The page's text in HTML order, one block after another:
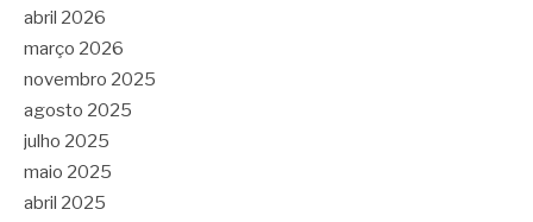
abril 2026
março 2026
novembro 2025
agosto 2025
julho 2025
maio 2025
abril 2025